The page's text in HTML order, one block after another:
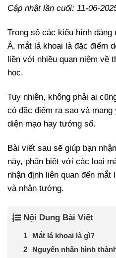
Cập nhật lần cuối: 11-06-
Trong số các kiểu hình
Á, mắt lá khoai là đặc điểm
liền với nhiều quan niệm về
học.
Tuy nhiên, không phải ai
có đặc điểm ra sao và
diện mạo hay tướng số.
Bài viết sau sẽ giúp bạn
này, phân biệt với các loại
nhận định liên quan đến
và nhân tướng.
Nội Dung Bài Viết
Mắt lá khoai là gì?
Nguyên nhân hình